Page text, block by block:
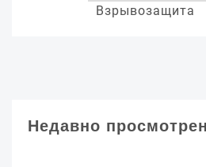
Взрывозащита
Недавно